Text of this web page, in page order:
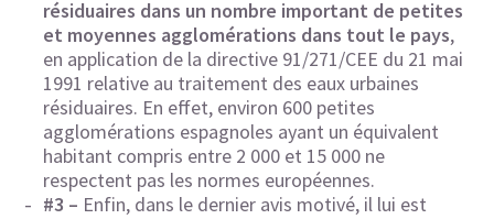
résiduaires dans un nombre important de petites
et moyennes agglomérations dans tout le pays,
en application de la directive 91/271/CEE du 21 mai
1991 relative au traitement des eaux urbaines
résiduaires. En effet, environ 600 petites
agglomérations espagnoles ayant un équivalent
habitant compris entre 2 000 et 15 000 ne
respectent pas les normes européennes.
#3 – Enfin, dans le dernier avis motivé, il lui est